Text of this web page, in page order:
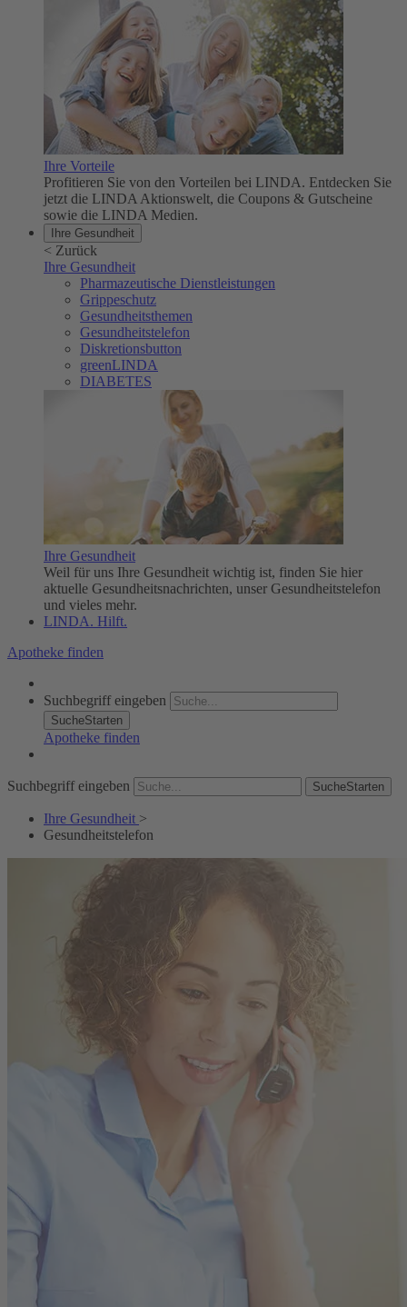
Ihre Vorteile
Profitieren Sie von den Vorteilen bei LINDA. Entdecken Sie
jetzt die LINDA Aktionswelt, die Coupons & Gutscheine
sowie die LINDA Medien.
Ihre Gesundheit
< Zurück
Ihre Gesundheit
Pharmazeutische Dienstleistungen
Grippeschutz
Gesundheitsthemen
Gesundheitstelefon
Diskretionsbutton
greenLINDA
DIABETES
Ihre Gesundheit
Weil für uns Ihre Gesundheit wichtig ist, finden Sie hier
aktuelle Gesundheitsnachrichten, unser Gesundheitstelefon
und vieles mehr.
LINDA. Hilft.
Apotheke finden
Suchbegriff eingeben
SucheStarten
Apotheke finden
Suchbegriff eingeben SucheStarten
Ihre Gesundheit >
Gesundheitstelefon